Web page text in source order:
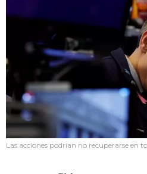
Las acciones podrían no recuperarse en